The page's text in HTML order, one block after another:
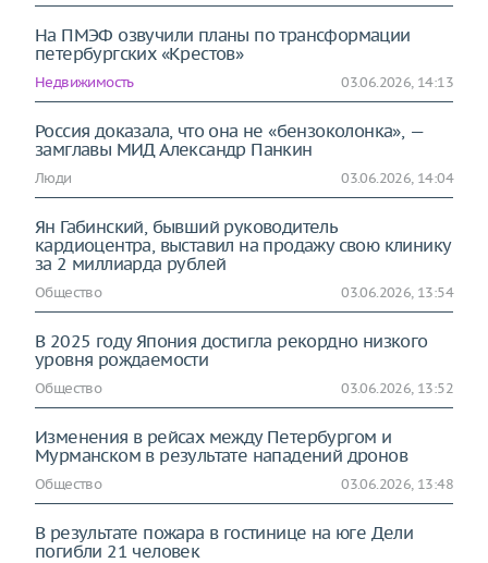
На ПМЭФ озвучили планы по трансформации
петербургских «Крестов»
Недвижимость 03.06.2026, 14:13
Россия доказала, что она не «бензоколонка», —
замглавы МИД Александр Панкин
Люди 03.06.2026, 14:04
Ян Габинский, бывший руководитель
кардиоцентра, выставил на продажу свою клинику
за 2 миллиарда рублей
Общество 03.06.2026, 13:54
В 2025 году Япония достигла рекордно низкого
уровня рождаемости
Общество 03.06.2026, 13:52
Изменения в рейсах между Петербургом и
Мурманском в результате нападений дронов
Общество 03.06.2026, 13:48
В результате пожара в гостинице на юге Дели
погибли 21 человек